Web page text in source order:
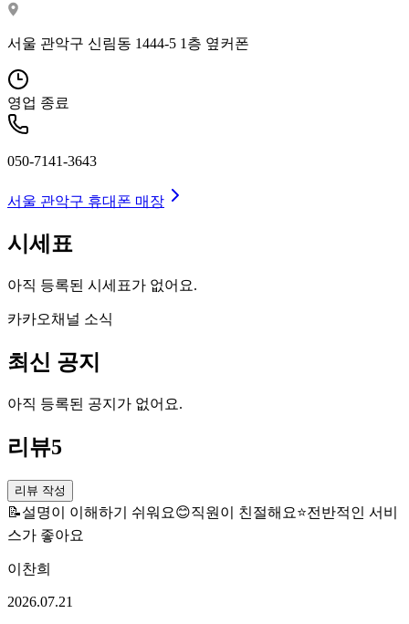
서울 관악구 신림동 1444-5 1층 옆커폰
영업 종료
050-7141-3643
서울 관악구 휴대폰 매장
시세표
아직 등록된 시세표가 없어요.
카카오채널 소식
최신 공지
아직 등록된 공지가 없어요.
리뷰5
리뷰 작성
📝설명이 이해하기 쉬워요😊직원이 친절해요⭐전반적인 서비
스가 좋아요
이찬희
2026.07.21